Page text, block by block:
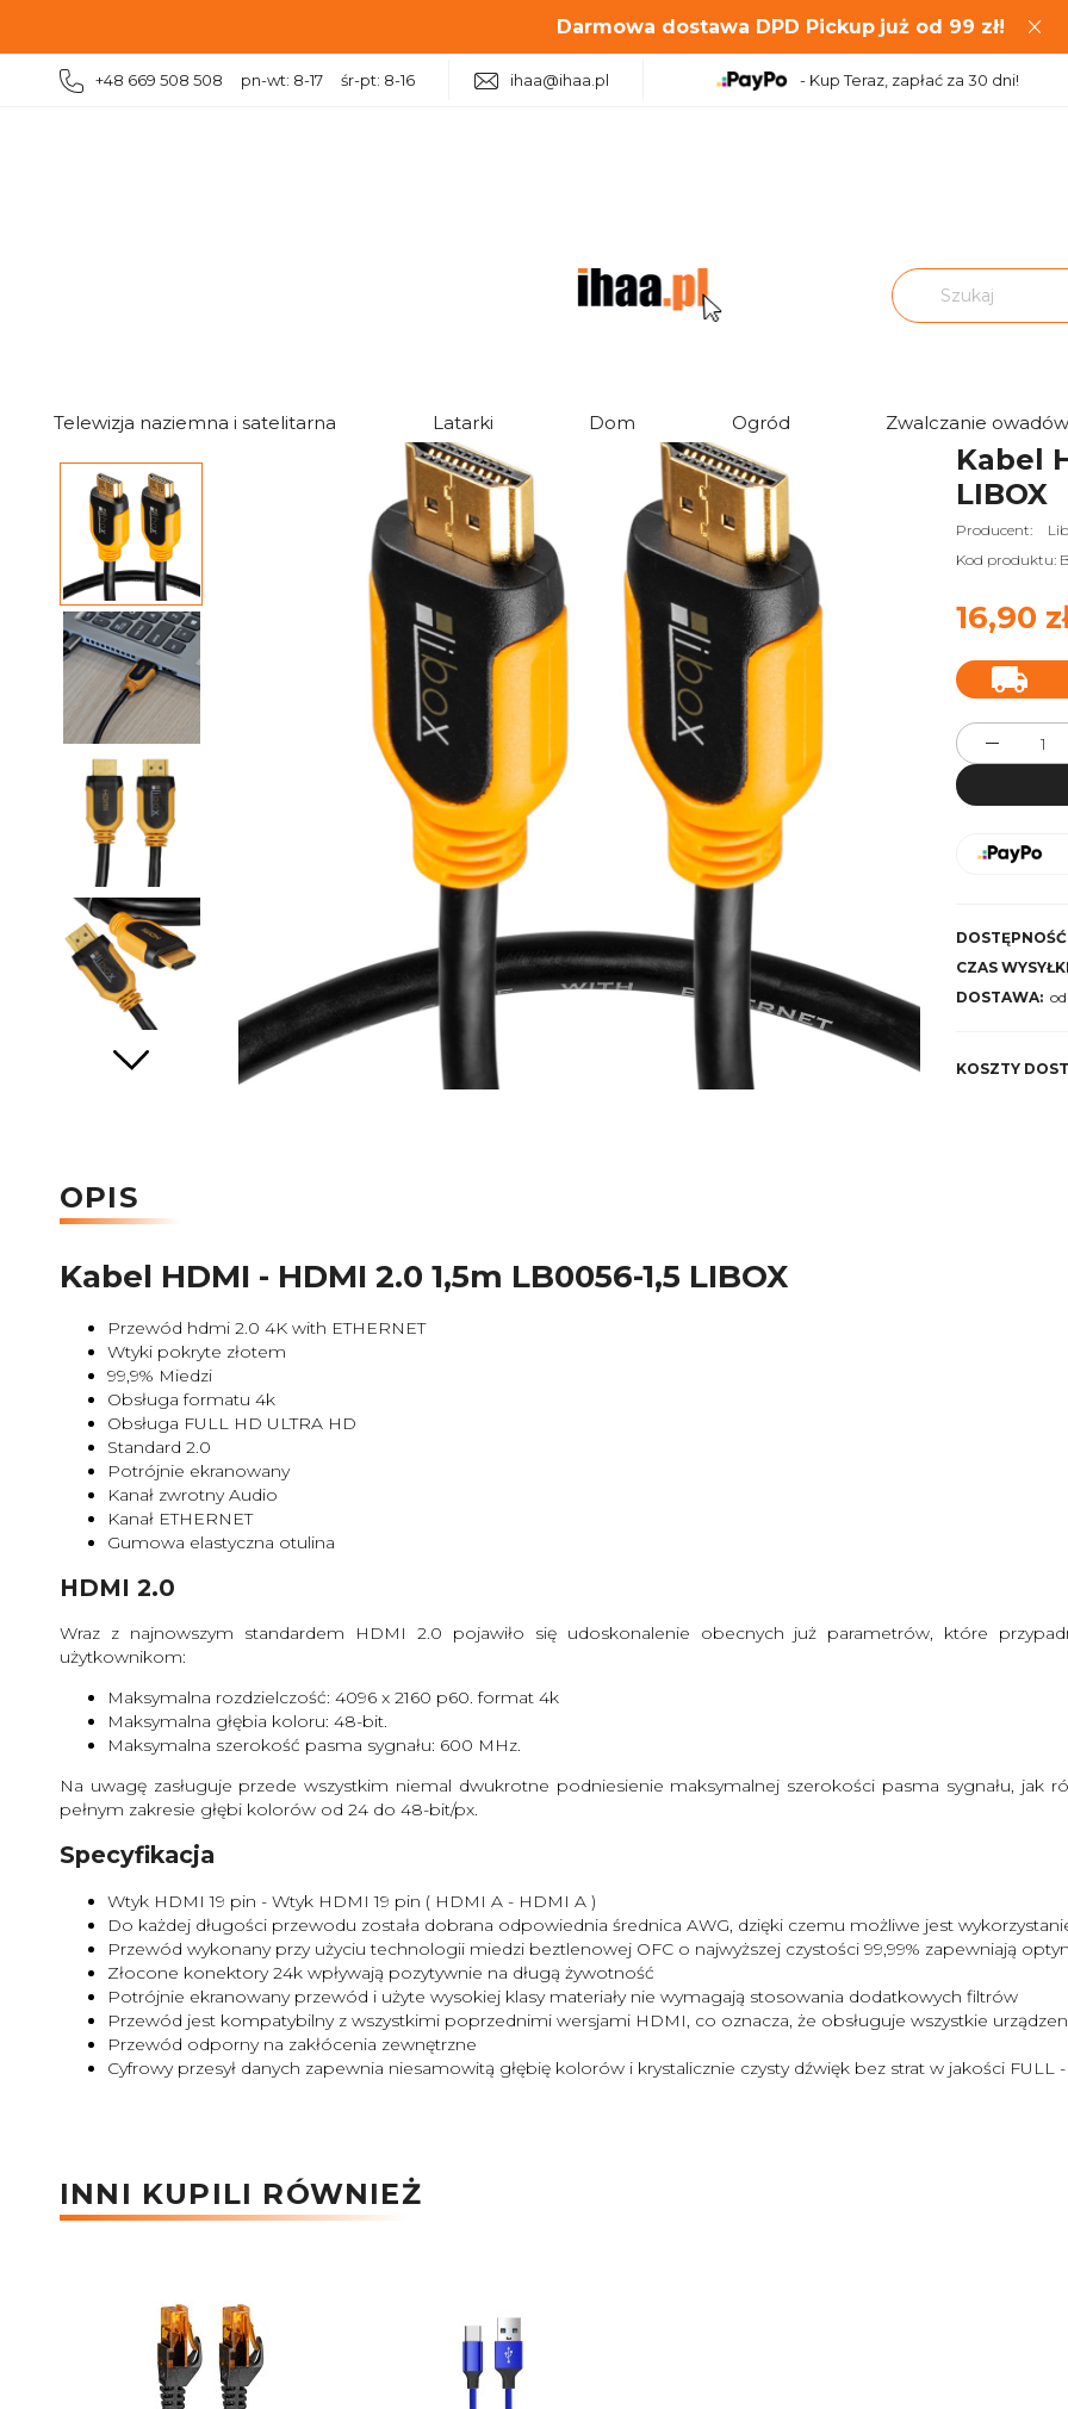
Darmowa dostawa DPD Pickup już od 99 zł!
+48 669 508 508 pn-wt: 8-17 śr-pt: 8-16 ihaa@ihaa.pl - Kup Teraz, zapłać za 30 dni!
Telewizja naziemna i satelitarna Latarki Dom Ogród Zwalczanie owadów
Kabel HDMI - HDMI 2.0 1,5m LB0056-1,5 LIBOX
Kabel
LIBOX
Producent:
Kod produktu:
16,90
CZAS
DOSTAWA:
KOSZTY
OPIS
Kabel HDMI - HDMI 2.0 1,5m LB0056-1,5 LIBOX
Przewód hdmi 2.0 4K with ETHERNET
Wtyki pokryte złotem
99,9% Miedzi
Obsługa formatu 4k
Obsługa FULL HD ULTRA HD
Standard 2.0
Potrójnie ekranowany
Kanał zwrotny Audio
Kanał ETHERNET
Gumowa elastyczna otulina
HDMI 2.0
Wraz z najnowszym standardem HDMI 2.0 pojawiło się udoskonalenie obecnych już parametrów, które
użytkownikom:
Maksymalna rozdzielczość: 4096 x 2160 p60. format 4k
Maksymalna głębia koloru: 48-bit.
Maksymalna szerokość pasma sygnału: 600 MHz.
Na uwagę zasługuje przede wszystkim niemal dwukrotne podniesienie maksymalnej szerokości pasma sygnału, jak
pełnym zakresie głębi kolorów od 24 do 48-bit/px.
Specyfikacja
Wtyk HDMI 19 pin - Wtyk HDMI 19 pin ( HDMI A - HDMI A )
Do każdej długości przewodu została dobrana odpowiednia średnica AWG, dzięki czemu możliwe jest
Przewód wykonany przy użyciu technologii miedzi beztlenowej OFC o najwyższej czystości 99,99% zapewniają
Złocone konektory 24k wpływają pozytywnie na długą żywotność
Potrójnie ekranowany przewód i użyte wysokiej klasy materiały nie wymagają stosowania dodatkowych filtrów
Przewód jest kompatybilny z wszystkimi poprzednimi wersjami HDMI, co oznacza, że obsługuje wszystkie
Przewód odporny na zakłócenia zewnętrzne
Cyfrowy przesył danych zapewnia niesamowitą głębię kolorów i krystalicznie czysty dźwięk bez strat w jakości FULL
INNI KUPILI RÓWNIEŻ